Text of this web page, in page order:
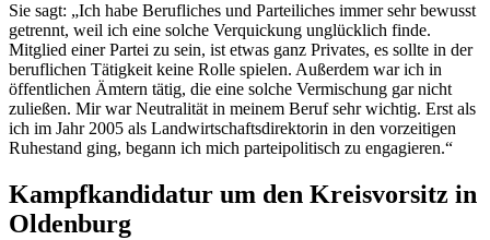
Sie sagt: „Ich habe Berufliches und Parteiliches immer sehr bewusst
getrennt, weil ich eine solche Verquickung unglücklich finde.
Mitglied einer Partei zu sein, ist etwas ganz Privates, es sollte in der
beruflichen Tätigkeit keine Rolle spielen. Außerdem war ich in
öffentlichen Ämtern tätig, die eine solche Vermischung gar nicht
zuließen. Mir war Neutralität in meinem Beruf sehr wichtig. Erst als
ich im Jahr 2005 als Landwirtschaftsdirektorin in den vorzeitigen
Ruhestand ging, begann ich mich parteipolitisch zu engagieren.“
Kampfkandidatur um den Kreisvorsitz in
Oldenburg